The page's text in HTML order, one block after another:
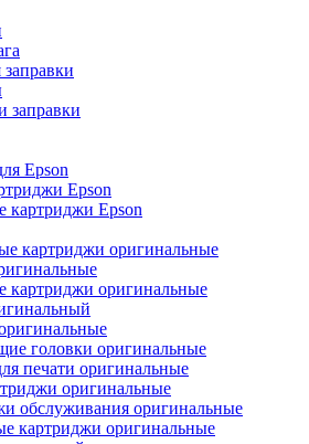
заправки
Epson
Epson
картриджи Epson
картриджи оригинальные
картриджи оригинальные
головки оригинальные
печати оригинальные
оригинальные
обслуживания оригинальные
картриджи оригинальные